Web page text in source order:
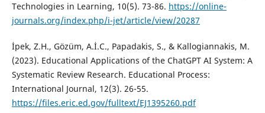
Technologies in Learning, 10(5). 73-86. https://online-
journals.org/index.php/i-jet/article/view/20287
İpek, Z.H., Gözüm, A.İ.C., Papadakis, S., & Kallogiannakis, M.
(2023). Educational Applications of the ChatGPT AI System: A
Systematic Review Research. Educational Process:
International Journal, 12(3). 26-55.
https://files.eric.ed.gov/fulltext/EJ1395260.pdf